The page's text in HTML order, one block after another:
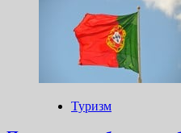
Туризм